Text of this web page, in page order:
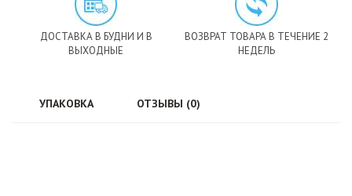
ДОСТАВКА В БУДНИ И В
ВЫХОДНЫЕ
ВОЗВРАТ ТОВАРА В ТЕЧЕНИЕ 2
НЕДЕЛЬ
УПАКОВКА ОТЗЫВЫ (0)